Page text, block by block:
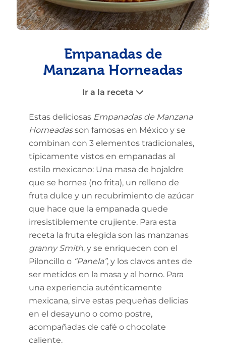
Empanadas de
Manzana Horneadas
Ir a la receta
Estas deliciosas Empanadas de Manzana
Horneadasson famosas en México y se
combinan con 3 elementos tradicionales,
típicamente vistos en empanadas al
estilo mexicano: Una masa de hojaldre
que se hornea (no frita), un relleno de
fruta dulce y un recubrimiento de azúcar
que hace que la empanada quede
irresistiblemente crujiente. Para esta
receta la fruta elegida son las manzanas
granny Smith, y se enriquecen con el
Piloncillo o “Panela”, y los clavos antes de
ser metidos en la masa y al horno. Para
una experiencia auténticamente
mexicana, sirve estas pequeñas delicias
en el desayuno o como postre,
acompañadas de café o chocolate
caliente.